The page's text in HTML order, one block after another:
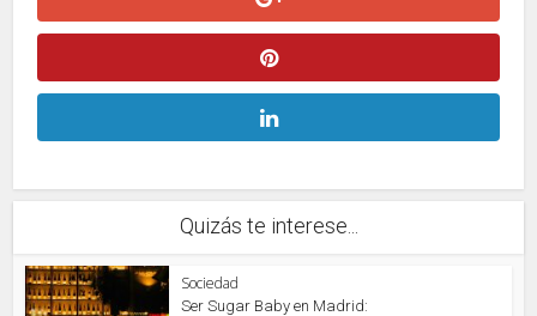
Quizás te interese...
Sociedad
Ser Sugar Baby en Madrid: